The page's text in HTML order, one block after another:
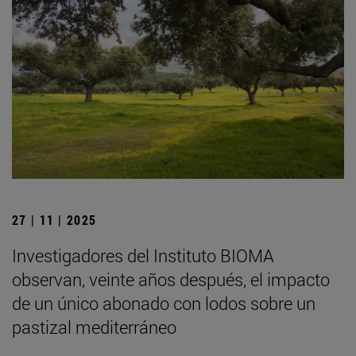
27 | 11 | 2025
Investigadores del Instituto BIOMA
observan, veinte años después, el impacto
de un único abonado con lodos sobre un
pastizal mediterráneo